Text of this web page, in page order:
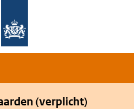
(verplicht)